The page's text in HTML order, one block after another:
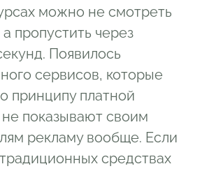
можно не смотреть
пропустить через
Появилось
сервисов, которые
принципу платной
показывают своим
рекламу вообще. Если
средствах